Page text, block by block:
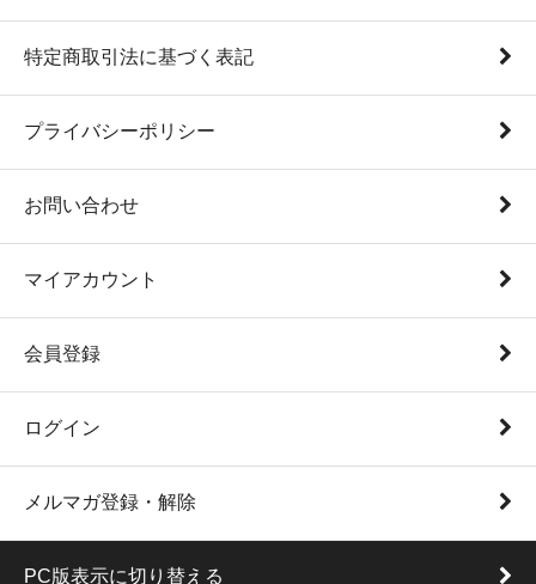
特定商取引法に基づく表記
プライバシーポリシー
お問い合わせ
マイアカウント
会員登録
ログイン
メルマガ登録・解除
PC版表示に切り替える